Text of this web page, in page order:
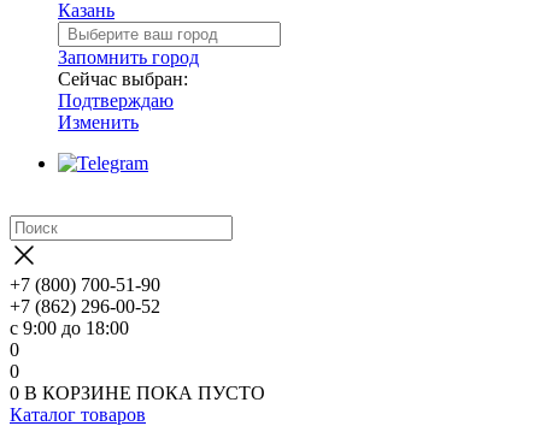
Казань
Запомнить город
Сейчас выбран:
Подтверждаю
Изменить
+7 (800) 700-51-90
+7 (862) 296-00-52
с 9:00 до 18:00
0
0
0 В КОРЗИНЕ ПОКА ПУСТО
Каталог товаров